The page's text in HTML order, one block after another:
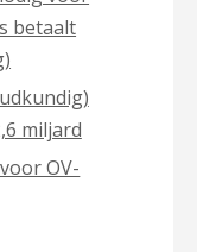
betaalt
miljard
OV-